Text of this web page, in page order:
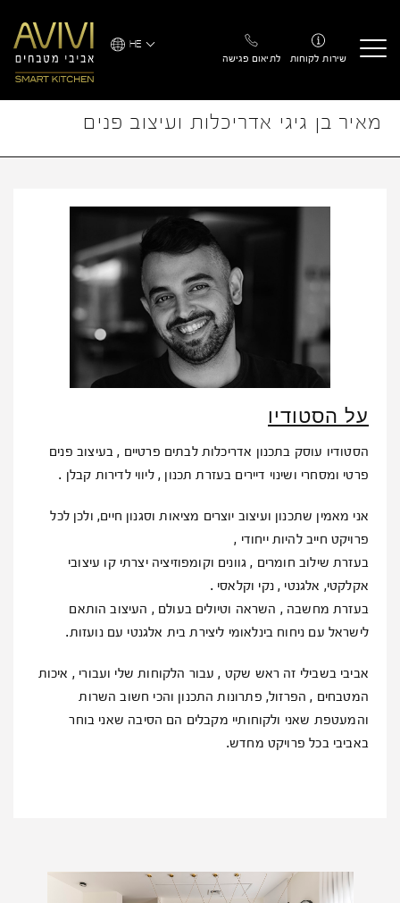
content
HE
שירות לקוחות
לתיאום פגישה
מאיר בן גיגי אדריכלות ועיצוב פנים
על הסטודיו
הסטודיו עוסק בתכנון אדריכלות לבתים פרטיים , בעיצוב פנים
פרטי ומסחרי ושינוי דיירים בעזרת תכנון , ליווי לדירות קבלן .
אני מאמין שתכנון ועיצוב יוצרים מציאות וסגנון חיים, ולכן לכל
פרויקט חייב להיות ייחודי ,
בעזרת שילוב חומרים , גוונים וקומפוזיציה יצרתי קו עיצובי
אקלקטי, אלגנטי , נקי וקלאסי .
בעזרת מחשבה , השראה וטיולים בעולם , העיצוב הותאם
לישראל עם ניחוח בינלאומי ליצירת בית אלגנטי עם נועזות.
אביבי בשבילי זה ראש שקט , עבור הלקוחות שלי ועבורי , איכות
המטבחים , הפרזול, פתרונות התכנון והכי חשוב השרות
והמעטפת שאני ולקוחותיי מקבלים הם הסיבה שאני בוחר
באביבי בכל פרויקט מחדש.